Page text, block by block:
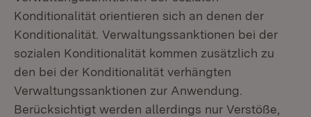
Konditionalität orientieren sich an denen der
Konditionalität. Verwaltungssanktionen bei der
sozialen Konditionalität kommen zusätzlich zu
den bei der Konditionalität verhängten
Verwaltungssanktionen zur Anwendung.
Berücksichtigt werden allerdings nur Verstöße,